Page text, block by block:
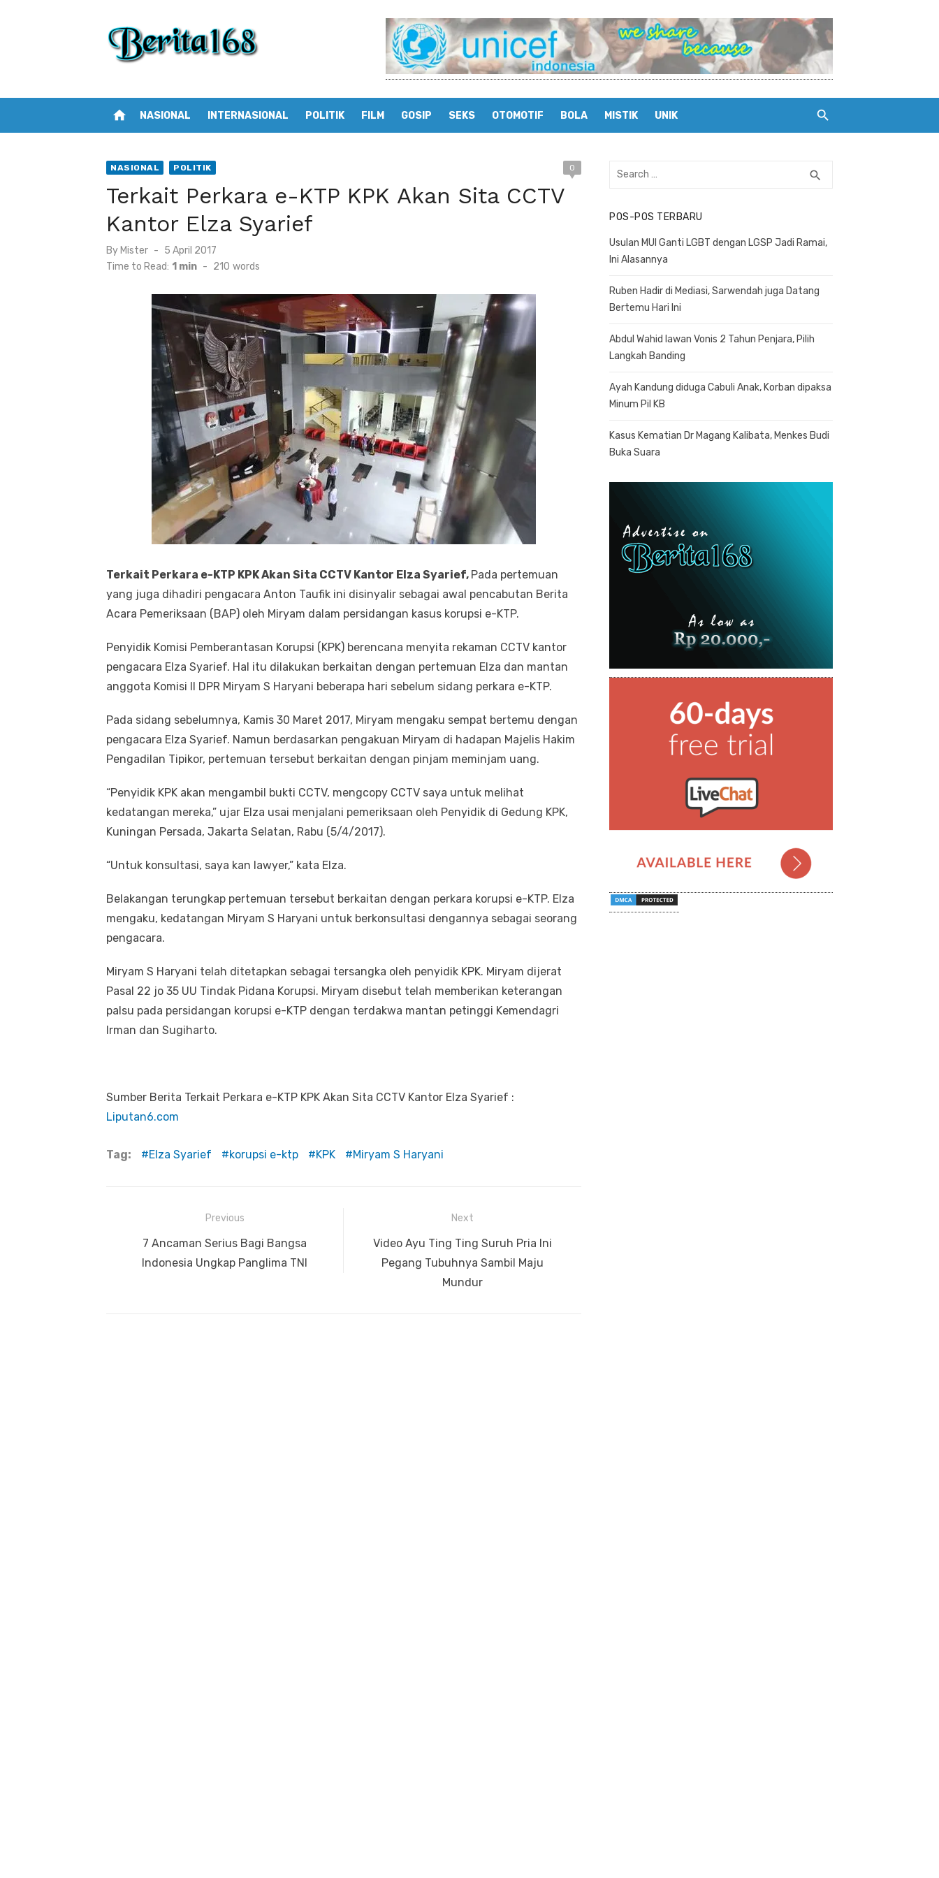
home NASIONAL INTERNASIONAL POLITIK FILM GOSIP SEKS OTOMOTIF BOLA MISTIK UNIK
NASIONAL POLITIK 0
Terkait Perkara e-KTP KPK Akan Sita CCTV
Kantor Elza Syarief
By Mister
Posted
on
5 April 2017
Time to Read: 1 min - 210 words
Terkait Perkara e-KTP KPK Akan Sita CCTV Kantor Elza Syarief, Pada pertemuan
yang juga dihadiri pengacara Anton Taufik ini disinyalir sebagai awal pencabutan Berita
Acara Pemeriksaan (BAP) oleh Miryam dalam persidangan kasus korupsi e-KTP.
Penyidik Komisi Pemberantasan Korupsi (KPK) berencana menyita rekaman CCTV kantor
pengacara Elza Syarief. Hal itu dilakukan berkaitan dengan pertemuan Elza dan mantan
anggota Komisi II DPR Miryam S Haryani beberapa hari sebelum sidang perkara e-KTP.
Pada sidang sebelumnya, Kamis 30 Maret 2017, Miryam mengaku sempat bertemu dengan
pengacara Elza Syarief. Namun berdasarkan pengakuan Miryam di hadapan Majelis Hakim
Pengadilan Tipikor, pertemuan tersebut berkaitan dengan pinjam meminjam uang.
“Penyidik KPK akan mengambil bukti CCTV, mengcopy CCTV saya untuk melihat
kedatangan mereka,” ujar Elza usai menjalani pemeriksaan oleh Penyidik di Gedung KPK,
Kuningan Persada, Jakarta Selatan, Rabu (5/4/2017).
“Untuk ‎konsultasi, saya kan lawyer‎,” kata Elza.
Belakangan terungkap pertemuan tersebut berkaitan dengan perkara korupsi e-KTP. Elza
mengaku, kedatangan Miryam S Haryani untuk berkonsultasi dengannya sebagai seorang
pengacara.
Miryam S Haryani telah ditetapkan sebagai tersangka oleh penyidik KPK. Miryam dijerat
Pasal 22 jo 35 UU Tindak Pidana Korupsi. Miryam disebut telah memberikan keterangan
palsu pada persidangan korupsi e-KTP dengan terdakwa mantan petinggi Kemendagri
Irman dan Sugiharto.
Sumber Berita Terkait Perkara e-KTP KPK Akan Sita CCTV Kantor Elza Syarief :
Liputan6.com
Tag: Elza Syarief korupsi e-ktp KPK Miryam S Haryani
Navigasi
Previous
Previous
post:
7 Ancaman Serius Bagi Bangsa
Indonesia Ungkap Panglima TNI
Next
Next
post:
Video Ayu Ting Ting Suruh Pria Ini
Pegang Tubuhnya Sambil Maju
Mundur
Search
search
POS-POS TERBARU
Usulan MUI Ganti LGBT dengan LGSP Jadi Ramai,
Ini Alasannya
Ruben Hadir di Mediasi, Sarwendah juga Datang
Bertemu Hari Ini
Abdul Wahid lawan Vonis 2 Tahun Penjara, Pilih
Langkah Banding
Ayah Kandung diduga Cabuli Anak, Korban dipaksa
Minum Pil KB
Kasus Kematian Dr Magang Kalibata, Menkes Budi
Buka Suara